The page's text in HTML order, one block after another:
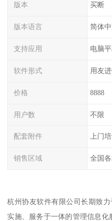
版本 买断
版本语言 简体
支持应用 电脑
软件形式 用友
价格 8888
用户数 不限
配套附件 上门
销售区域 全国
杭州协友软件有限公司长期致
实施、服务于一体的管理信息